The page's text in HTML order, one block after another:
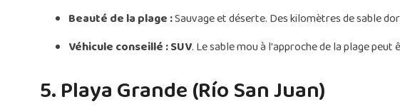
Beauté de la plage :Sauvage et déserte. Des kilomètres de sable
Véhicule conseillé :SUV. Le sable mou à l'approche de la plage
5. Playa Grande (Río San Juan)